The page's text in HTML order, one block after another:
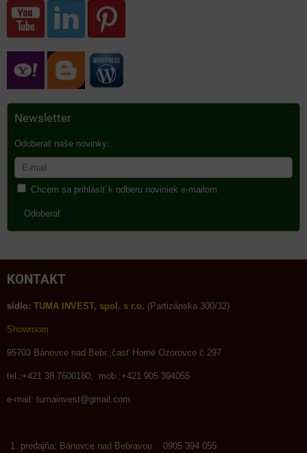
Newsletter
Odoberať naše novinky:
Chcem sa prihlásiť k odberu noviniek e-mailom
Odoberať
KONTAKT
sídlo: TUMA INVEST, spol. s r.o. (Partizánska 300/32)
Showroom:
95703 Bánovce nad Bebr.,časť Horné Ozorovce č.297
tel.:+421 38 7600180, mob.:+421 905 394055
e-mail: tumainvest@gmail.com
predajňa: Bánovce nad Bebravou 0905 394 055